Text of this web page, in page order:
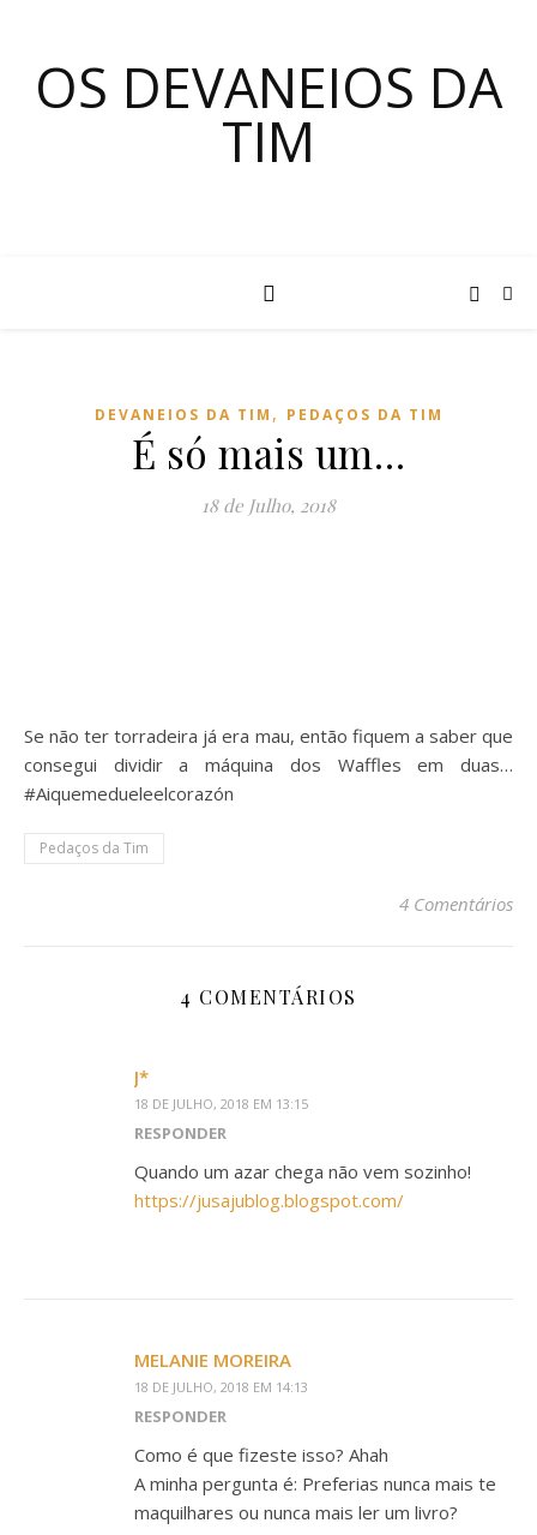
OS DEVANEIOS DA
TIM
DEVANEIOS DA TIM , PEDAÇOS DA TIM
É só mais um…
18 de Julho, 2018
Se não ter torradeira já era mau, então fiquem a saber que
consegui dividir a máquina dos Waffles em duas…
#Aiquemedueleelcorazón
Pedaços da Tim
4 Comentários
4 COMENTÁRIOS
J*
18 DE JULHO, 2018 EM 13:15
RESPONDER
Quando um azar chega não vem sozinho!
https://jusajublog.blogspot.com/
MELANIE MOREIRA
18 DE JULHO, 2018 EM 14:13
RESPONDER
Como é que fizeste isso? Ahah
A minha pergunta é: Preferias nunca mais te
maquilhares ou nunca mais ler um livro?